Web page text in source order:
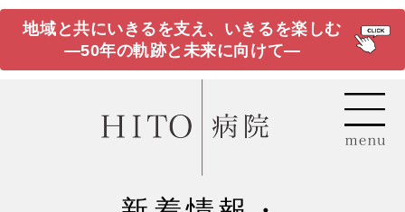
地域と共にいきるを支え、いきるを楽しむ
―50年の軌跡と未来に向けて―